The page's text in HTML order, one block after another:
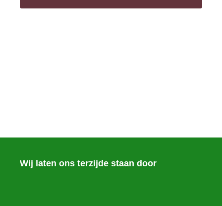
Wij laten ons terzijde staan door